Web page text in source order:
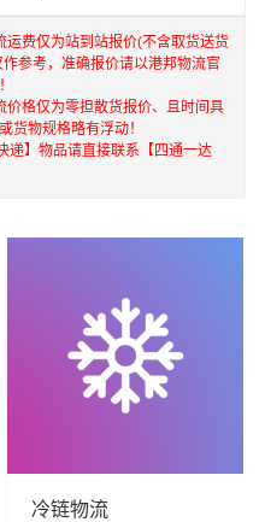
，上海，武汉和香港，澳
络资源，依靠国内北京，
，台湾的物流往返运输业
，减少了货物在途时间，
优质服务的核心价值观，
提供到更优质的
运费仅为站到站报价(不含取货送货
参考，准确报价请以港邦物流官
价格仅为零担散货报价、且时间具
货物规格略有浮动！
递】物品请直接联系【四通一达
冷链物流